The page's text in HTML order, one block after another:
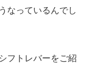
なっているんでし
フトレバーをご紹